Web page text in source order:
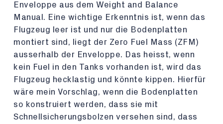
Enveloppe aus dem Weight and Balance
Manual. Eine wichtige Erkenntnis ist, wenn das
Flugzeug leer ist und nur die Bodenplatten
montiert sind, liegt der Zero Fuel Mass (ZFM)
ausserhalb der Enveloppe. Das heisst, wenn
kein Fuel in den Tanks vorhanden ist, wird das
Flugzeug hecklastig und könnte kippen. Hierfür
wäre mein Vorschlag, wenn die Bodenplatten
so konstruiert werden, dass sie mit
Schnellsicherungsbolzen versehen sind, dass